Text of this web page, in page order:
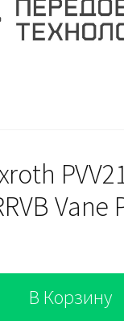
Vane
В Корзину